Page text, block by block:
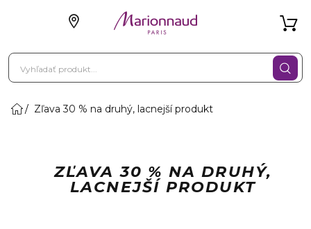
Zľava 30 % na druhý, lacnejší produkt
ZĽAVA 30 % NA DRUHÝ,
LACNEJŠÍ PRODUKT